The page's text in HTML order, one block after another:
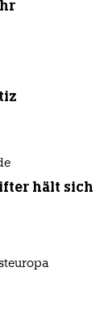
hält sich